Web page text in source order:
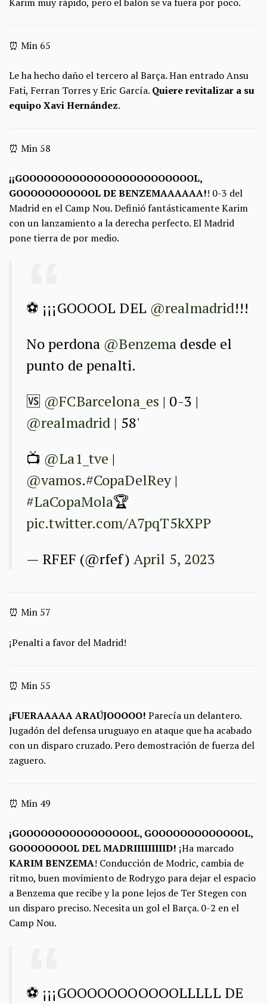
⏰ Min 65
Le ha hecho daño el tercero al Barça. Han entrado Ansu
Fati, Ferran Torres y Eric García. Quiere revitalizar a su
equipo Xavi Hernández.
⏰ Min 58
¡¡GOOOOOOOOOOOOOOOOOOOOOOOOL,
GOOOOOOOOOOOL DE BENZEMAAAAAA!! 0-3 del
Madrid en el Camp Nou. Definió fantásticamente Karim
con un lanzamiento a la derecha perfecto. El Madrid
pone tierra de por medio.
⚽️ ¡¡¡GOOOOL DEL @realmadrid!!!
No perdona @Benzema desde el
punto de penalti.
🆚 @FCBarcelona_es | 0-3 |
@realmadrid | 58'
📺 @La1_tve |
@vamos.#CopaDelRey|
#LaCopaMola🏆
pic.twitter.com/A7pqT5kXPP
— RFEF (@rfef) April 5, 2023
⏰ Min 57
¡Penalti a favor del Madrid!
⏰ Min 55
¡FUERAAAAA ARAÚJOOOOO! Parecía un delantero.
Jugadón del defensa uruguayo en ataque que ha acabado
con un disparo cruzado. Pero demostración de fuerza del
zaguero.
⏰ Min 49
¡GOOOOOOOOOOOOOOOOL, GOOOOOOOOOOOOOL,
GOOOOOOOOL DEL MADRIIIIIIIIID! ¡Ha marcado
KARIM BENZEMA! Conducción de Modric, cambia de
ritmo, buen movimiento de Rodrygo para dejar el espacio
a Benzema que recibe y la pone lejos de Ter Stegen con
un disparo preciso. Necesita un gol el Barça. 0-2 en el
Camp Nou.
⚽️ ¡¡¡GOOOOOOOOOOOLLLLL DE